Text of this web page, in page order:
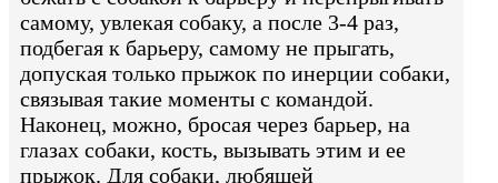
самому, увлекая собаку, а после 3-4 раз,
подбегая к барьеру, самому не прыгать,
допуская только прыжок по инерции собаки,
связывая такие моменты с командой.
Наконец, можно, бросая через барьер, на
глазах собаки, кость, вызывать этим и ее
прыжок. Для собаки, любящей